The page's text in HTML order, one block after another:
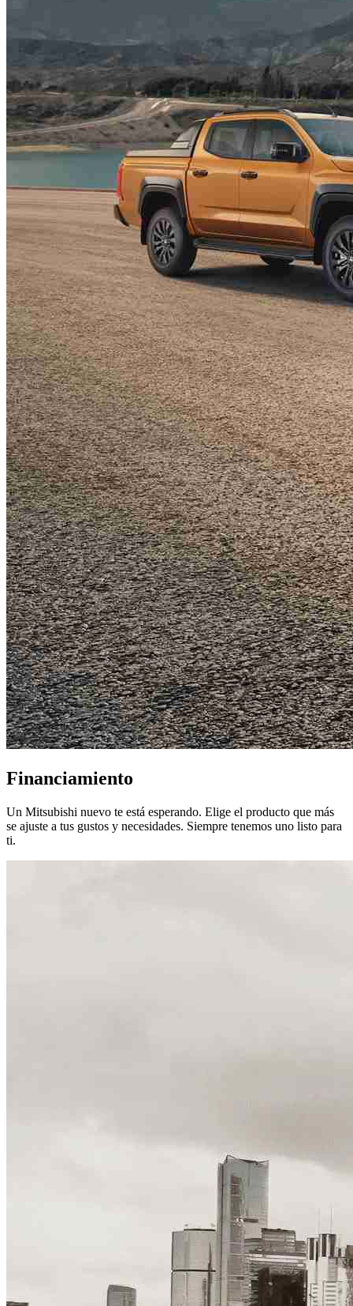
Financiamiento
Un Mitsubishi nuevo te está esperando. Elige el producto que más
se ajuste a tus gustos y necesidades. Siempre tenemos uno listo para
ti.